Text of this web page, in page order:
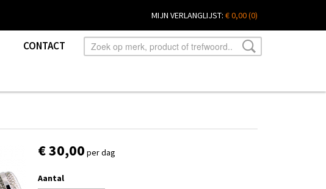
MIJN VERLANGLIJST: € 0,00(0)
CONTACT
€ 30,00 per dag
Aantal